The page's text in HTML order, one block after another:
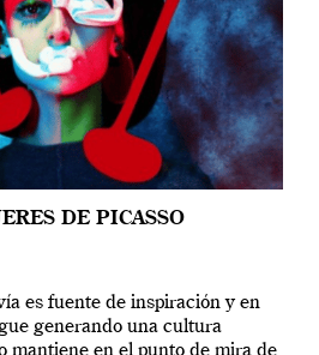
DE PICASSO
es fuente de inspiración y en
generando una cultura